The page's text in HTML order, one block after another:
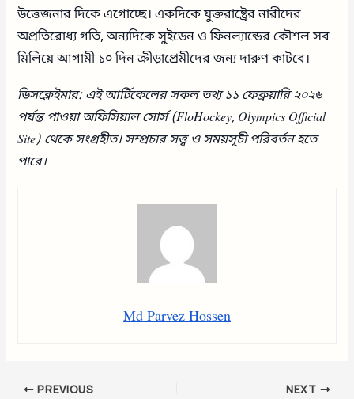
উত্তেজনার দিকে এগোচ্ছে। একদিকে যুক্তরাষ্ট্রের নারীদের
অপ্রতিরোধ্য গতি, অন্যদিকে সুইডেন ও ফিনল্যান্ডের কৌশল সব
মিলিয়ে আগামী ১০ দিন ক্রীড়াপ্রেমীদের জন্য দারুণ কাটবে।
ডিসক্লেইমার: এই আর্টিকেলের সকল তথ্য ১১ ফেব্রুয়ারি ২০২৬
পর্যন্ত পাওয়া অফিসিয়াল সোর্স (FloHockey, Olympics Official
Site) থেকে সংগ্রহীত। সম্প্রচার সত্ত্ব ও সময়সূচী পরিবর্তন হতে
পারে।
Md Parvez Hossen
PREVIOUS NEXT